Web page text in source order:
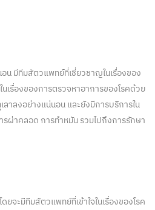
น มีทีมสัตวแพทย์ที่เชี่ยวชาญในเรื่องของ
รื่องของการตรวจหาอาการของโรคด้วย
าลงอย่างแน่นอน และยังมีการบริการใน
ผ่าคลอด การทำหมัน รวมไปถึงการรักษา
จะมีทีมสัตวแพทย์ที่เข้าใจในเรื่องของโรค